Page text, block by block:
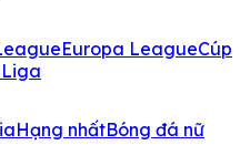
Europa LeagueCúp
Hạng nhấtBóng đá nữ